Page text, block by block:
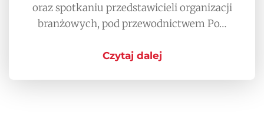
oraz spotkaniu przedstawicieli organizacji
branżowych, pod przewodnictwem Po…
Czytaj dalej